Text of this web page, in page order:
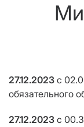
27.12.2023 с
обязательного
27.12.2023 с